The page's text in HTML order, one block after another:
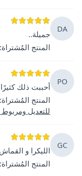
DA
جميلة..
المنتج المُشتراة:
PO
أحببت ذلك كثيرًا
المنتج المُشتراة:
للتعديل
GC
الليكرا و
المنتج المُشتراة: